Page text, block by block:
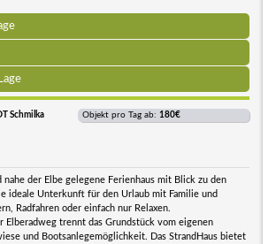
Schmilka
Objekt pro Tag ab: 180€
nahe der Elbe gelegene Ferienhaus mit Blick zu den
ideale Unterkunft für den Urlaub mit Familie und
Radfahren oder einfach nur Relaxen.
Elberadweg trennt das Grundstück vom eigenen
und Bootsanlegemöglichkeit. Das StrandHaus bietet